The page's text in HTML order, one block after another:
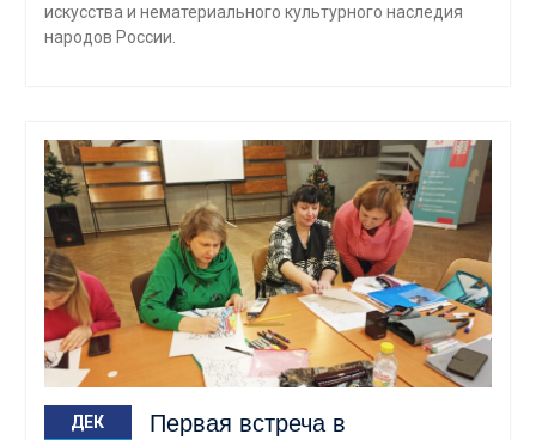
искусства и нематериального культурного наследия
народов России.
ДЕК
Первая встреча в